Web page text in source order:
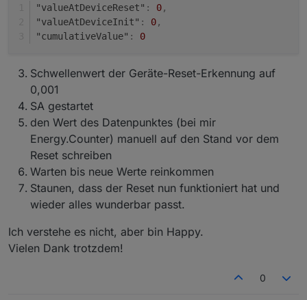
"valueAtDeviceReset" : 0,
"valueAtDeviceInit" : 0,
"cumulativeValue" : 0
Schwellenwert der Geräte-Reset-Erkennung auf
0,001
SA gestartet
den Wert des Datenpunktes (bei mir
Energy.Counter) manuell auf den Stand vor dem
Reset schreiben
Warten bis neue Werte reinkommen
Staunen, dass der Reset nun funktioniert hat und
wieder alles wunderbar passt.
Ich verstehe es nicht, aber bin Happy.
Vielen Dank trotzdem!
0